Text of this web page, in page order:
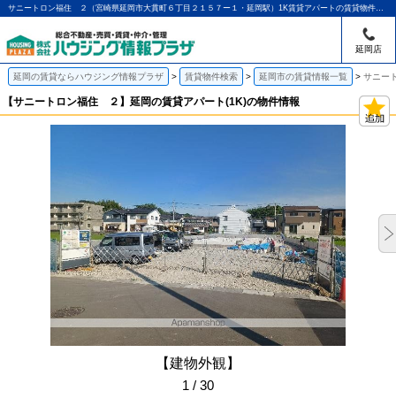
サニートロン福住 ２（宮崎県延岡市大貫町６丁目２１５７ー１・延岡駅）1K賃貸アパートの賃貸物件情報｜アパマンショップ延岡店｜ハウジング情報プラザ
延岡店
延岡の賃貸ならハウジング情報プラザ 賃貸物件検索 延岡市の賃貸情報一覧 サニー
【サニートロン福住 ２】延岡の賃貸アパート(1K)の物件情報
【建物外観】
1 / 30